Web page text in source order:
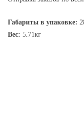
Габариты в упаковке:
Вес: 5.71кг